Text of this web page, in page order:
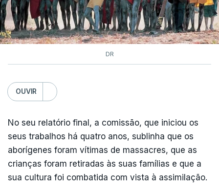
DR
OUVIR
No seu relatório final, a comissão, que iniciou os
seus trabalhos há quatro anos, sublinha que os
aborígenes foram vítimas de massacres, que as
crianças foram retiradas às suas famílias e que a
sua cultura foi combatida com vista à assimilação.